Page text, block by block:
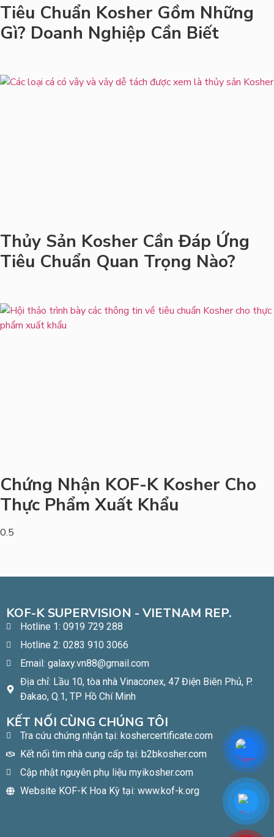
Tiêu Chuẩn Kosher Gồm Những
Gì? Doanh Nghiệp Cần Biết
Thủy Sản Kosher Cần Đáp Ứng
Tiêu Chuẩn Quan Trọng Nào?
Chứng Nhận KOF-K Kosher Cho
Thực Phẩm Xuất Khẩu
KOF-K SUPERVISION - VIETNAM REP.
Hotline 1: 0919 729 288
Hotline 2: 0283 910 3066
Email: galaxy.vn88@gmail.com
Địa chỉ: Lầu 10, tòa nhà Vinaconex, 47 Điện Biên Phủ, P.
Đakao, Q.1, TP Hồ Chí Minh​
KẾT NỐI CÙNG CHÚNG TÔI
Tra cứu chứng nhận tại: koshercertificate.com
Kết nối tìm nhà cung cấp tại: b2bkosher.com
Cập nhật nguyên phụ liệu myikosher.com
Website KOF-K Hoa Kỳ tại: www.kof-k.org